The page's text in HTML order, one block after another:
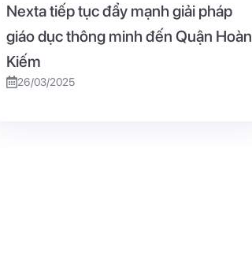
Nexta tiếp tục đẩy mạnh giải pháp
giáo dục thông minh đến Quận Hoàn
Kiếm
26/03/2025